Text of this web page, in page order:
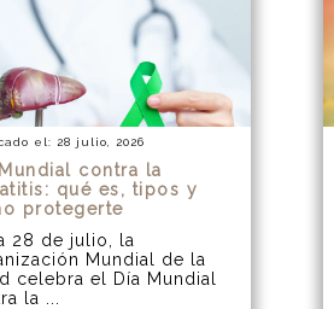
el: 28 julio, 2026
contra la
qué es, tipos y
protegerte
28 de julio, la
Mundial de la
celebra el Día Mundial
la ...